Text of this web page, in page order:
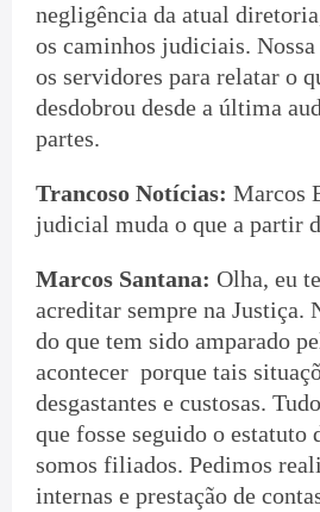
negligência da atual
os caminhos judiciais.
os servidores para relatar o
desdobrou desde a última
partes.
Trancoso Notícias: Marcos
judicial muda o que a partir
Marcos Santana: Olha, eu
acreditar sempre na Justiça.
do que tem sido amparado
acontecer porque tais
desgastantes e custosas.
que fosse seguido o estatuto
somos filiados. Pedimos
internas e prestação de